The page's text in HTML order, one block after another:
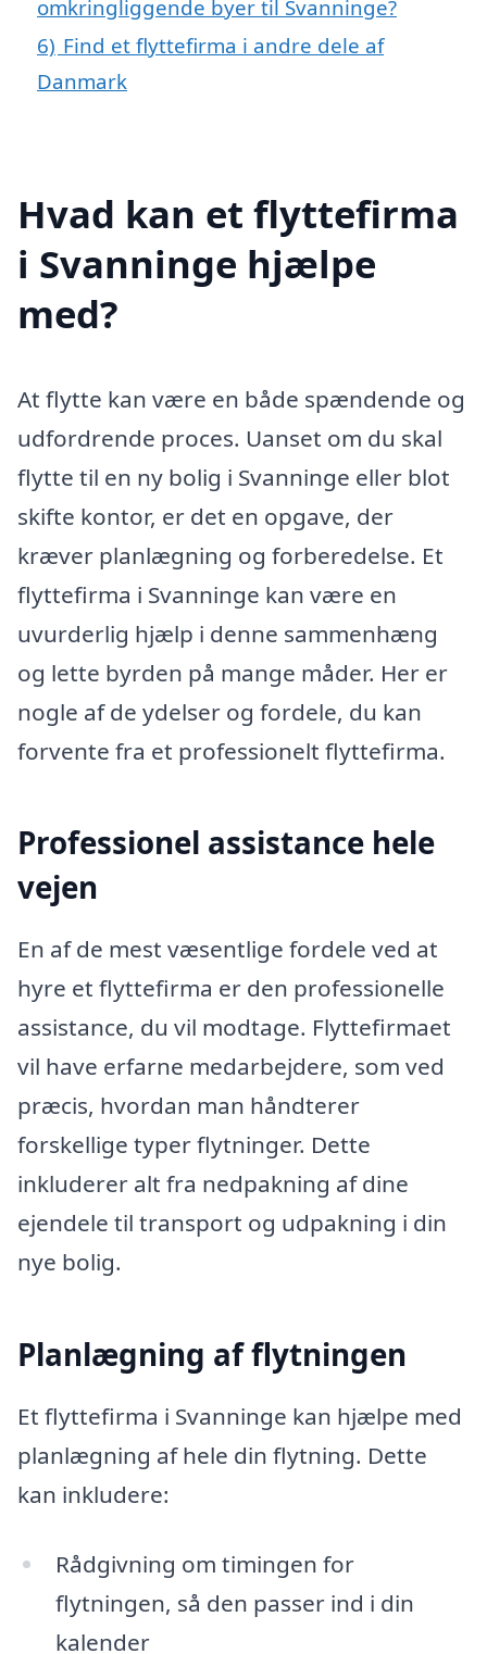
omkringliggende byer til Svanninge?
6) Find et flyttefirma i andre dele af
Danmark
Hvad kan et flyttefirma
i Svanninge hjælpe
med?
At flytte kan være en både spændende og
udfordrende proces. Uanset om du skal
flytte til en ny bolig i Svanninge eller blot
skifte kontor, er det en opgave, der
kræver planlægning og forberedelse. Et
flyttefirma i Svanninge kan være en
uvurderlig hjælp i denne sammenhæng
og lette byrden på mange måder. Her er
nogle af de ydelser og fordele, du kan
forvente fra et professionelt flyttefirma.
Professionel assistance hele
vejen
En af de mest væsentlige fordele ved at
hyre et flyttefirma er den professionelle
assistance, du vil modtage. Flyttefirmaet
vil have erfarne medarbejdere, som ved
præcis, hvordan man håndterer
forskellige typer flytninger. Dette
inkluderer alt fra nedpakning af dine
ejendele til transport og udpakning i din
nye bolig.
Planlægning af flytningen
Et flyttefirma i Svanninge kan hjælpe med
planlægning af hele din flytning. Dette
kan inkludere:
Rådgivning om timingen for
flytningen, så den passer ind i din
kalender